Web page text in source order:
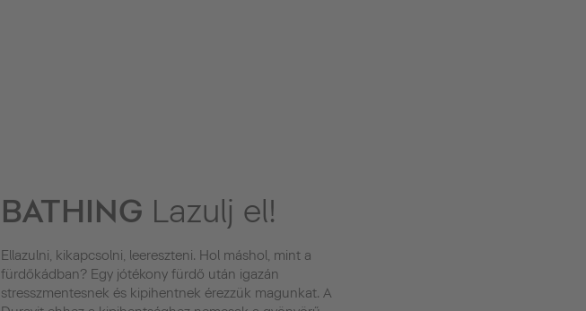
BATHING Lazulj el!
Ellazulni, kikapcsolni, leereszteni. Hol máshol, mint a
fürdőkádban? Egy jótékony fürdő után igazán
stresszmentesnek és kipihentnek érezzük magunkat. A